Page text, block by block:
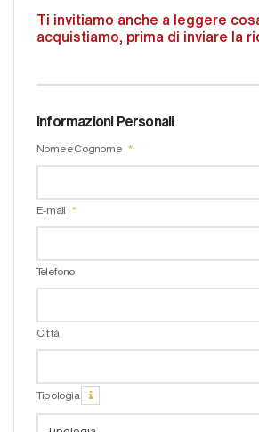
Ti invitiamo anche a leggere
acquistiamo, prima di inviare la
Informazioni Personali
Nome e Cognome
E-mail
Telefono
Città
Tipologia